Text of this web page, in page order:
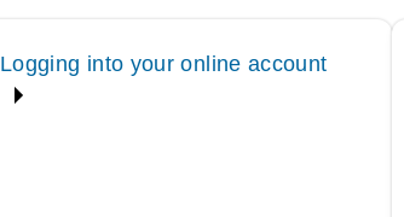
Logging into your online account